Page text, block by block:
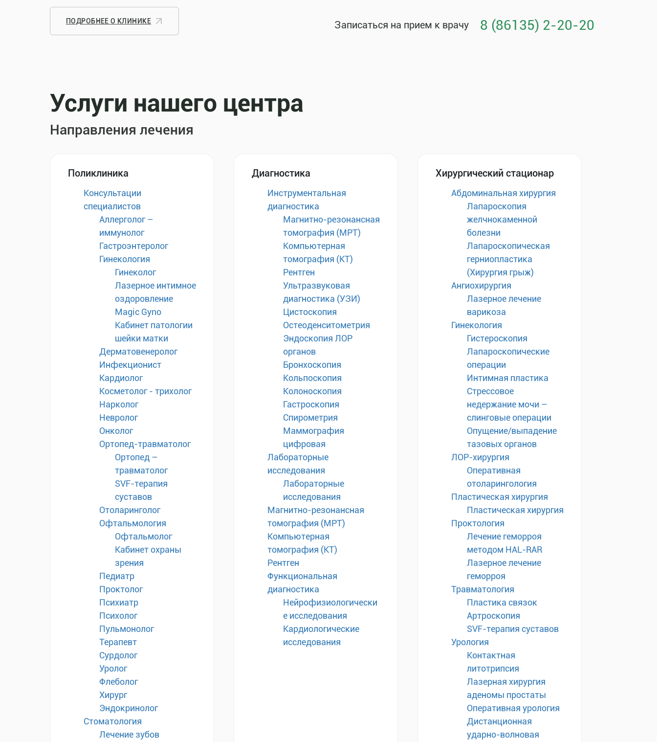
ПОДРОБНЕЕ О КЛИНИКЕ Записаться на прием к врачу 8 (86135) 2-20-20
Услуги нашего центра
Направления лечения
Поликлиника
Консультации
специалистов
Аллерголог –
иммунолог
Гастроэнтеролог
Гинекология
Гинеколог
Лазерное интимное
оздоровление
Magic Gyno
Кабинет патологии
шейки матки
Дерматовенеролог
Инфекционист
Кардиолог
Косметолог - трихолог
Нарколог
Невролог
Онколог
Ортопед-травматолог
Ортопед –
травматолог
SVF-терапия
суставов
Отоларинголог
Офтальмология
Офтальмолог
Кабинет охраны
зрения
Педиатр
Проктолог
Психиатр
Психолог
Пульмонолог
Терапевт
Сурдолог
Уролог
Флеболог
Хирург
Эндокринолог
Стоматология
Лечение зубов
Диагностика
Инструментальная
диагностика
Магнитно-резонансная
томография (МРТ)
Компьютерная
томография (КТ)
Рентген
Ультразвуковая
диагностика (УЗИ)
Цистоскопия
Остеоденситометрия
Эндоскопия ЛОР
органов
Бронхоскопия
Кольпоскопия
Колоноскопия
Гастроскопия
Спирометрия
Маммография
цифровая
Лабораторные
исследования
Лабораторные
исследования
Магнитно-резонансная
томография (МРТ)
Компьютерная
томография (КТ)
Рентген
Функциональная
диагностика
Нейрофизиологически
е исследования
Кардиологические
исследования
Хирургический стационар
Абдоминальная хирургия
Лапароскопия
желчнокаменной
болезни
Лапароскопическая
герниопластика
(Хирургия грыж)
Ангиохирургия
Лазерное лечение
варикоза
Гинекология
Гистероскопия
Лапароскопические
операции
Интимная пластика
Стрессовое
недержание мочи –
слинговые операции
Опущение/выпадение
тазовых органов
ЛОР-хирургия
Оперативная
отоларингология
Пластическая хирургия
Пластическая хирургия
Проктология
Лечение геморроя
методом HAL-RAR
Лазерное лечение
геморроя
Травматология
Пластика связок
Артроскопия
SVF-терапия суставов
Урология
Контактная
литотрипсия
Лазерная хирургия
аденомы простаты
Оперативная урология
Дистанционная
ударно-волновая